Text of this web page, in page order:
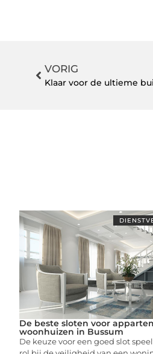
VORIG
Klaar voor de ultieme
De beste sloten voor
woonhuizen in Bussum
De keuze voor een goed slot